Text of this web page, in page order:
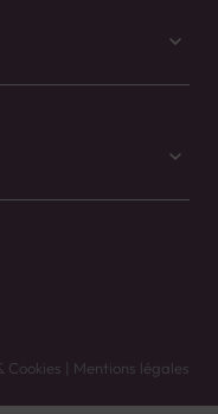
Cookies | Mentions légales